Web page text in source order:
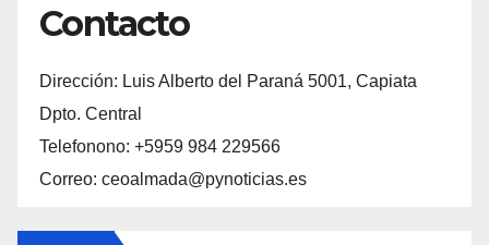
Contacto
Dirección: Luis Alberto del Paraná 5001, Capiata
Dpto. Central
Telefonono: +5959 984 229566
Correo: ceoalmada@pynoticias.es